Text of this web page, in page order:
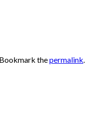
. Bookmark thepermalink